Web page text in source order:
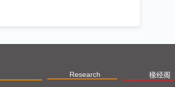
Research 椽经阁